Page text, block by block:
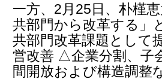
一方、2月25日、朴槿
共部門から改革する」
共部門改革課題として
営改善 △企業分割、子
間開放および構造調整